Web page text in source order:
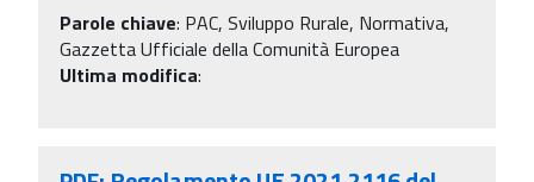
Parole chiave: PAC, Sviluppo Rurale, Normativa,
Gazzetta Ufficiale della Comunità Europea
Ultima modifica: